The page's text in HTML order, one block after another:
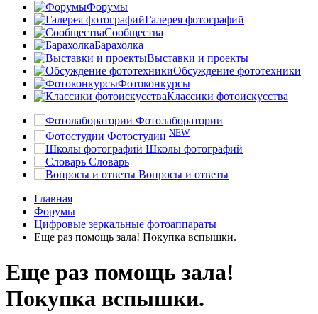
Форумы
Галерея фотографий
Сообщества
Барахолка
Выставки и проекты
Обсуждение фототехники
Фотоконкурсы
Классики фотоискусства
Фотолаборатории
Фотостудии NEW
Школы фотографий
Словарь
Вопросы и ответы
Главная
Форумы
Цифровые зеркальные фотоаппараты
Еще раз помощь зала! Покупка вспышки.
Еще раз помощь зала!
Покупка вспышки.